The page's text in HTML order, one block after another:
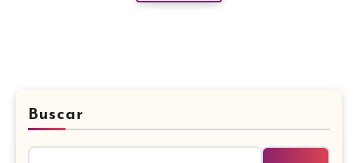
Buscar